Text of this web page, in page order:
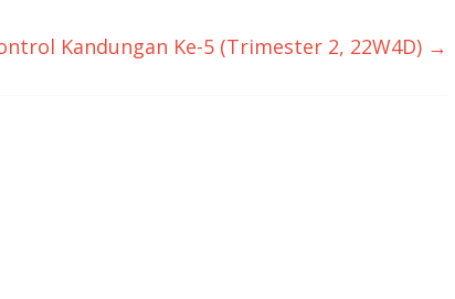
Kandungan Ke-5 (Trimester 2, 22W4D) →